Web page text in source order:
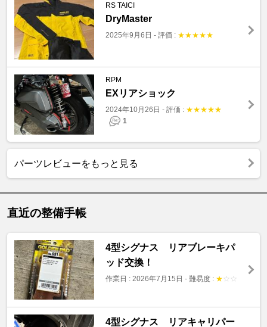
RS TAICI
DryMaster
2025年9月6日 - 評価 : ★★★★★
RPM
EXリアショック
2024年10月26日 - 評価 : ★★★★★
1
パーツレビューをもっと見る
直近の整備手帳
4型シグナス リアブレーキパ
ッド交換！
作業日 : 2026年7月15日 - 難易度 : ★ ☆ ☆
4型シグナス リアキャリパー